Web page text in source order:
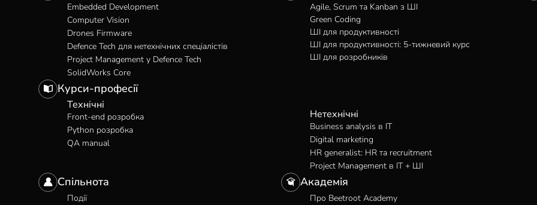
Embedded Development
Computer Vision
Drones Firmware
Defence Tech для нетехнічних спеціалістів
Project Management у Defence Tech
SolidWorks Core
Agile, Scrum та Kanban з ШІ
Green Coding
ШІ для продуктивності
ШІ для продуктивності: 5-тижневий курс
ШІ для розробників
Курси-професії
Технічні
Front-end розробка
Python розробка
QA manual
Нетехнічні
Business analysis в IT
Digital marketing
HR generalist: HR та recruitment
Project Management в IT + ШІ
Спільнота
Події
Академія
Про Beetroot Academy